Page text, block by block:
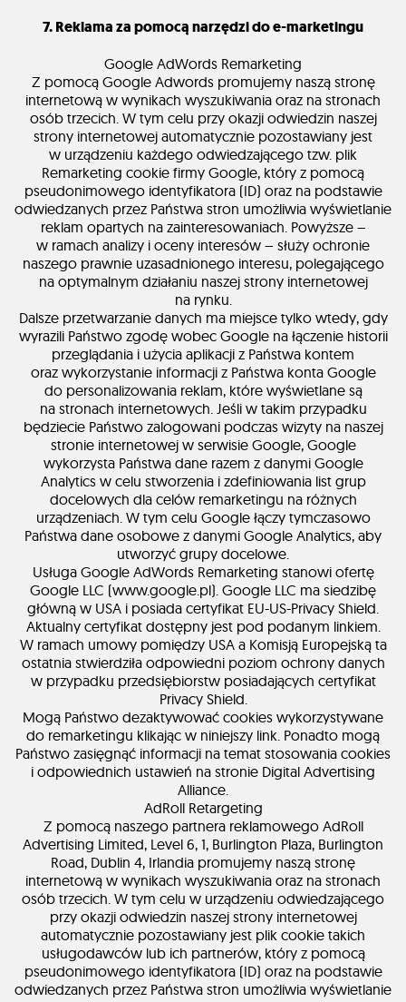
7. Reklama za pomocą narzędzi do e-marketingu
Google AdWords Remarketing
Z pomocą Google Adwords promujemy naszą stronę
internetową w wynikach wyszukiwania oraz na stronach
osób trzecich. W tym celu przy okazji odwiedzin naszej
strony internetowej automatycznie pozostawiany jest
w urządzeniu każdego odwiedzającego tzw. plik
Remarketing cookie firmy Google, który z pomocą
pseudonimowego identyfikatora (ID) oraz na podstawie
odwiedzanych przez Państwa stron umożliwia wyświetlanie
reklam opartych na zainteresowaniach. Powyższe –
w ramach analizy i oceny interesów – służy ochronie
naszego prawnie uzasadnionego interesu, polegającego
na optymalnym działaniu naszej strony internetowej
na rynku.
Dalsze przetwarzanie danych ma miejsce tylko wtedy, gdy
wyrazili Państwo zgodę wobec Google na łączenie historii
przeglądania i użycia aplikacji z Państwa kontem
oraz wykorzystanie informacji z Państwa konta Google
do personalizowania reklam, które wyświetlane są
na stronach internetowych. Jeśli w takim przypadku
będziecie Państwo zalogowani podczas wizyty na naszej
stronie internetowej w serwisie Google, Google
wykorzysta Państwa dane razem z danymi Google
Analytics w celu stworzenia i zdefiniowania list grup
docelowych dla celów remarketingu na różnych
urządzeniach. W tym celu Google łączy tymczasowo
Państwa dane osobowe z danymi Google Analytics, aby
utworzyć grupy docelowe.
Usługa Google AdWords Remarketing stanowi ofertę
Google LLC (www.google.pl). Google LLC ma siedzibę
główną w USA i posiada certyfikat EU-US-Privacy Shield.
Aktualny certyfikat dostępny jest pod podanym linkiem.
W ramach umowy pomiędzy USA a Komisją Europejską ta
ostatnia stwierdziła odpowiedni poziom ochrony danych
w przypadku przedsiębiorstw posiadających certyfikat
Privacy Shield.
Mogą Państwo dezaktywować cookies wykorzystywane
do remarketingu klikając w niniejszy link. Ponadto mogą
Państwo zasięgnąć informacji na temat stosowania cookies
i odpowiednich ustawień na stronie Digital Advertising
Alliance.
AdRoll Retargeting
Z pomocą naszego partnera reklamowego AdRoll
Advertising Limited, Level 6, 1, Burlington Plaza, Burlington
Road, Dublin 4, Irlandia promujemy naszą stronę
internetową w wynikach wyszukiwania oraz na stronach
osób trzecich. W tym celu w urządzeniu odwiedzającego
przy okazji odwiedzin naszej strony internetowej
automatycznie pozostawiany jest plik cookie takich
usługodawców lub ich partnerów, który z pomocą
pseudonimowego identyfikatora (ID) oraz na podstawie
odwiedzanych przez Państwa stron umożliwia wyświetlanie